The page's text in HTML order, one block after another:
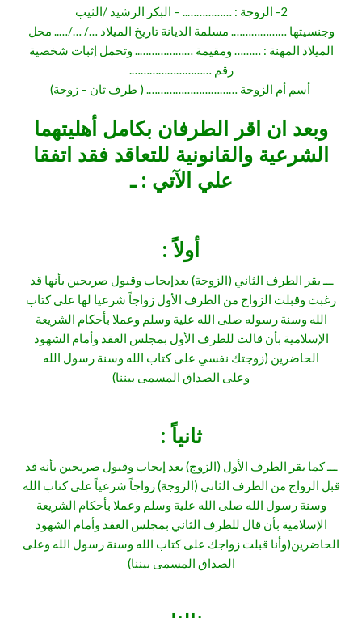
2- الزوجة : …………….. – البكر الرشيد /الثيب
وجنسيتها ………………. مسلمة الديانة تاريخ الميلاد …/ …/….. محل
الميلاد المهنة : ……… ومقيمة ……………….. وتحمل إثبات شخصية
رقم ……………………….
أسم أم الزوجة …………………………. ( طرف ثان – زوجة)
وبعد ان اقر الطرفان بكامل أهليتهما
الشرعية والقانونية للتعاقد فقد اتفقا
علي الآتي : ـ
أولاً :
ـــ يقر الطرف الثاني (الزوجة) بعدإيجاب وقبول صريحين بأنها قد
رغبت وقبلت الزواج من الطرف الأول زواجاً شرعيا لها على كتاب
الله وسنة رسوله صلى الله علية وسلم وعملا بأحكام الشريعة
الإسلامية بأن قالت للطرف الأول بمجلس العقد وأمام الشهود
الحاضرين (زوجتك نفسي على كتاب الله وسنة رسول الله
وعلى الصداق المسمى بيننا)
ثانياً :
ـــ كما يقر الطرف الأول (الزوج) بعد إيجاب وقبول صريحين بأنه قد
قبل الزواج من الطرف الثاني (الزوجة) زواجاً شرعياً على كتاب الله
وسنة رسول الله صلى الله علية وسلم وعملا بأحكام الشريعة
الإسلامية بأن قال للطرف الثاني بمجلس العقد وأمام الشهود
الحاضرين(وأنا قبلت زواجك على كتاب الله وسنة رسول الله وعلى
الصداق المسمى بيننا)